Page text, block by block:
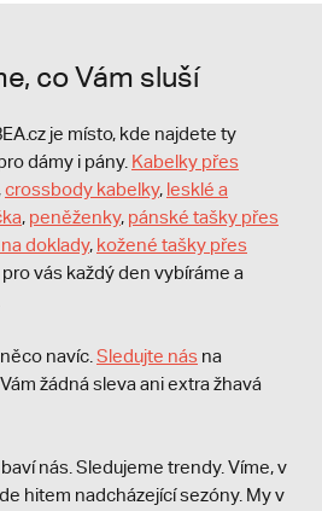
co Vám sluší
je místo, kde najdete ty
dámy i pány. Kabelky přes
crossbody kabelky, lesklé a
, peněženky, pánské tašky přes
doklady, kožené tašky přes
pro vás každý den vybíráme a
navíc. Sledujte nás na
žádná sleva ani extra žhavá
nás. Sledujeme trendy. Víme, v
hitem nadcházející sezóny. My v